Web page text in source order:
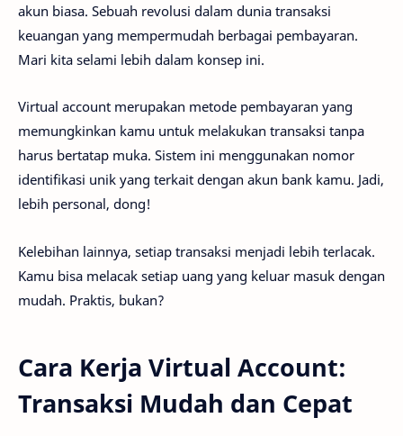
akun biasa. Sebuah revolusi dalam dunia transaksi
keuangan yang mempermudah berbagai pembayaran.
Mari kita selami lebih dalam konsep ini.
Virtual account merupakan metode pembayaran yang
memungkinkan kamu untuk melakukan transaksi tanpa
harus bertatap muka. Sistem ini menggunakan nomor
identifikasi unik yang terkait dengan akun bank kamu. Jadi,
lebih personal, dong!
Kelebihan lainnya, setiap transaksi menjadi lebih terlacak.
Kamu bisa melacak setiap uang yang keluar masuk dengan
mudah. Praktis, bukan?
Cara Kerja Virtual Account:
Transaksi Mudah dan Cepat